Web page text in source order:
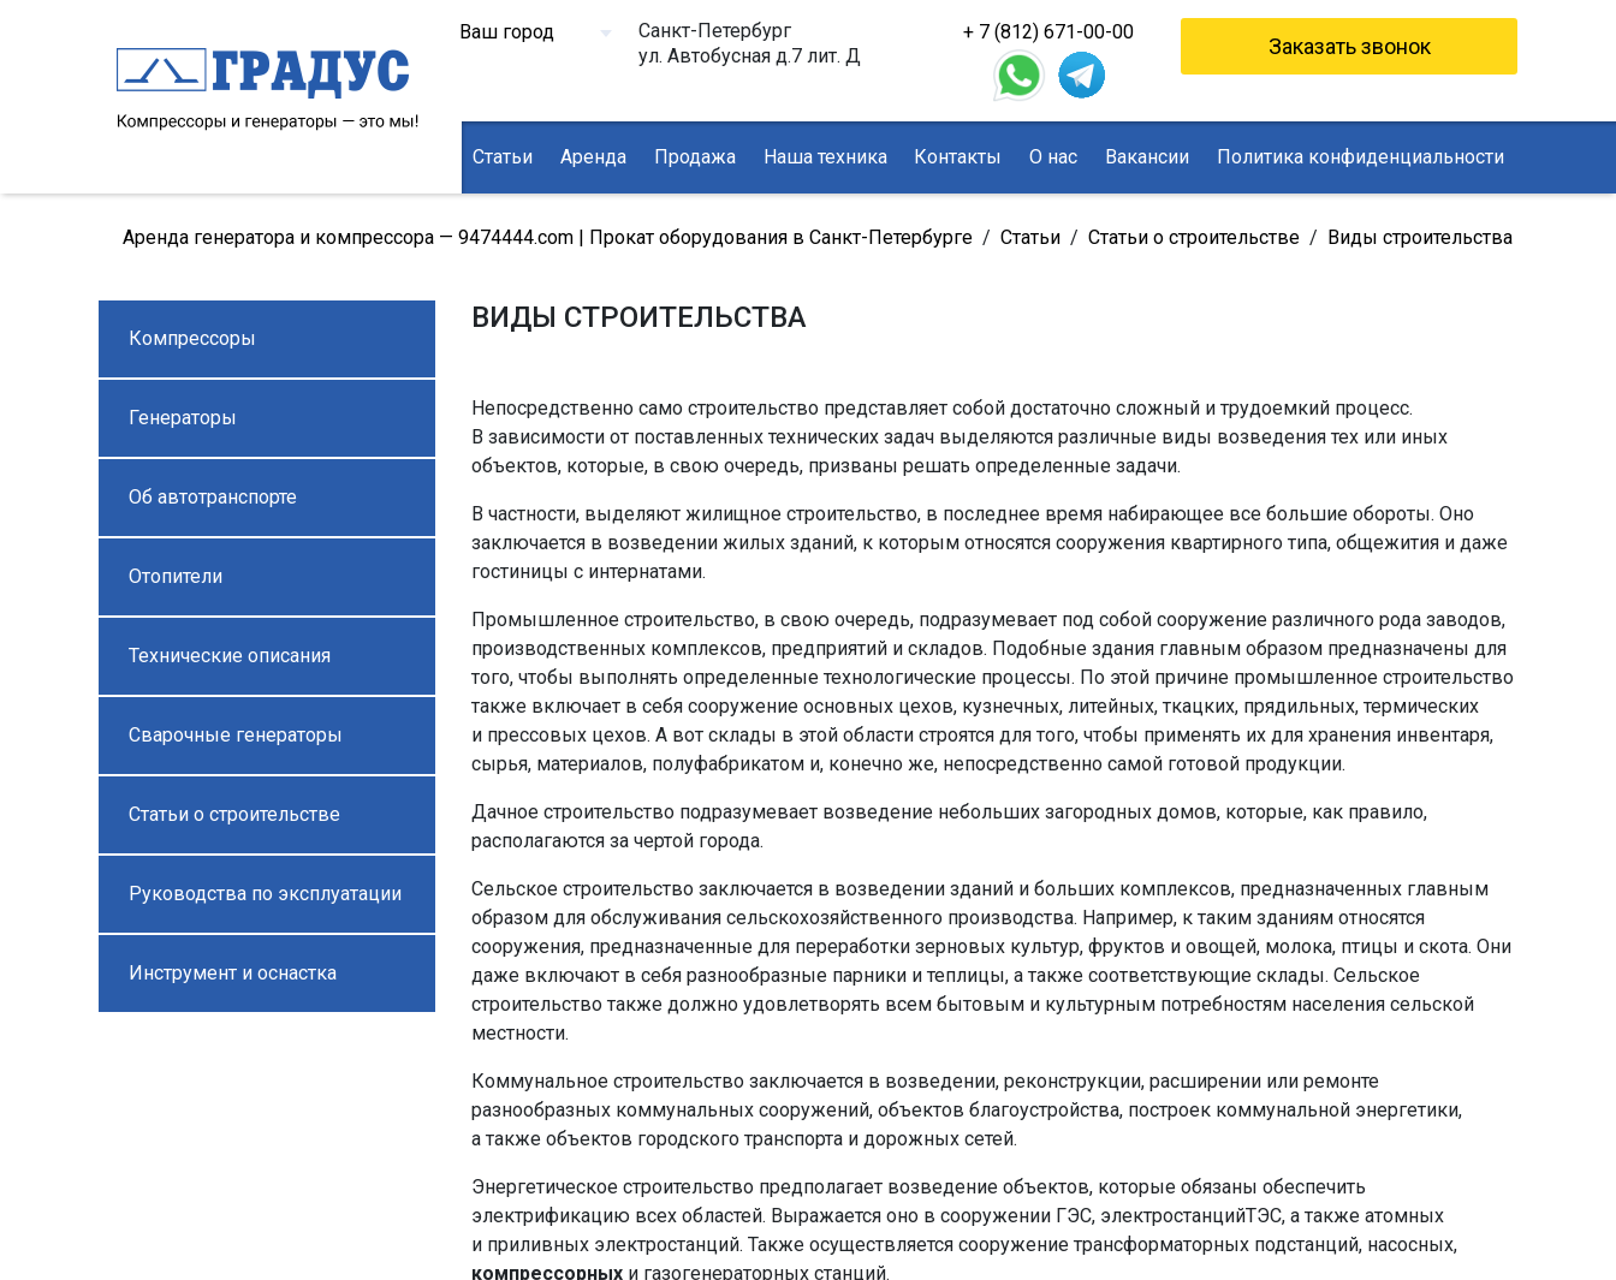
Санкт-Петербург
ул. Автобусная д.7 лит. Д
+ 7 (812) 671-00-00
Заказать звонок
Статьи Аренда Продажа Наша техника Контакты О нас Вакансии Политика конфиденциальности
Договор-оферта
Аренда генератора и компрессора — 9474444.com | Прокат оборудования в Санкт-Петербурге / Статьи / Статьи о строительстве / Виды строительства
Компрессоры
Генераторы
Об автотранспорте
Отопители
Технические описания
Сварочные генераторы
Статьи о строительстве
Руководства по эксплуатации
Инструмент и оснастка
ВИДЫ СТРОИТЕЛЬСТВА
Непосредственно само строительство представляет собой достаточно сложный и трудоемкий процесс.
В зависимости от поставленных технических задач выделяются различные виды возведения тех или иных
объектов, которые, в свою очередь, призваны решать определенные задачи.
В частности, выделяют жилищное строительство, в последнее время набирающее все большие обороты. Оно
заключается в возведении жилых зданий, к которым относятся сооружения квартирного типа, общежития и даже
гостиницы с интернатами.
Промышленное строительство, в свою очередь, подразумевает под собой сооружение различного рода заводов,
производственных комплексов, предприятий и складов. Подобные здания главным образом предназначены для
того, чтобы выполнять определенные технологические процессы. По этой причине промышленное строительство
также включает в себя сооружение основных цехов, кузнечных, литейных, ткацких, прядильных, термических
и прессовых цехов. А вот склады в этой области строятся для того, чтобы применять их для хранения инвентаря,
сырья, материалов, полуфабрикатом и, конечно же, непосредственно самой готовой продукции.
Дачное строительство подразумевает возведение небольших загородных домов, которые, как правило,
располагаются за чертой города.
Сельское строительство заключается в возведении зданий и больших комплексов, предназначенных главным
образом для обслуживания сельскохозяйственного производства. Например, к таким зданиям относятся
сооружения, предназначенные для переработки зерновых культур, фруктов и овощей, молока, птицы и скота. Они
даже включают в себя разнообразные парники и теплицы, а также соответствующие склады. Сельское
строительство также должно удовлетворять всем бытовым и культурным потребностям населения сельской
местности.
Коммунальное строительство заключается в возведении, реконструкции, расширении или ремонте
разнообразных коммунальных сооружений, объектов благоустройства, построек коммунальной энергетики,
а также объектов городского транспорта и дорожных сетей.
Энергетическое строительство предполагает возведение объектов, которые обязаны обеспечить
электрификацию всех областей. Выражается оно в сооружении ГЭС, электростанцийТЭС, а также атомных
и приливных электростанций. Также осуществляется сооружение трансформаторных подстанций, насосных,
компрессорных и газогенераторных станций.